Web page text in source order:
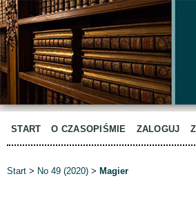
START O CZASOPIŚMIE ZALOGUJ
Start > No 49 (2020) > Magier